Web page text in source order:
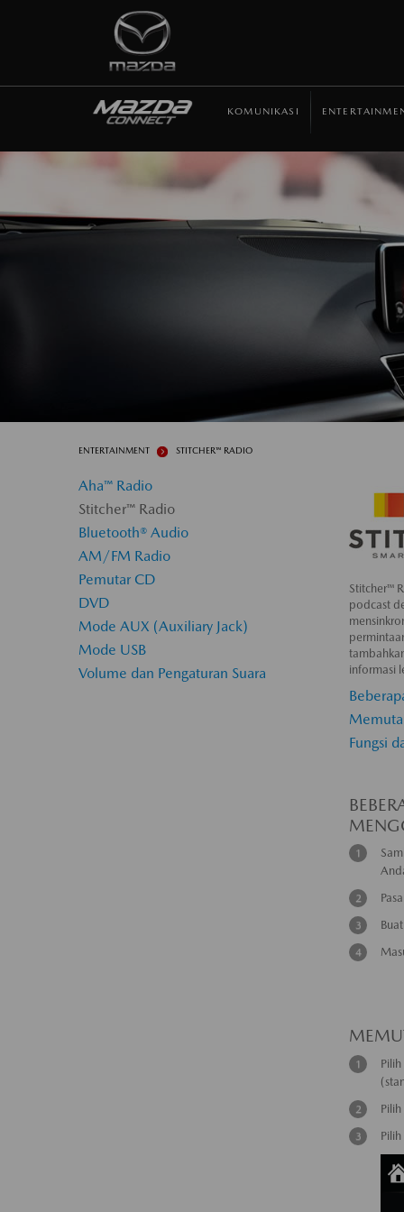
KOMUNIKASI
ENTERTAINMENT STITCHER™ RADIO
Aha™ Radio
Stitcher™ Radio
Bluetooth® Audio
AM/FM Radio
Pemutar CD
DVD
Mode AUX (Auxiliary Jack)
Mode USB
Volume dan Pengaturan Suara
Stitcher™
podcast
informasi
Fungsi
Pilih
Pilih
Pilih